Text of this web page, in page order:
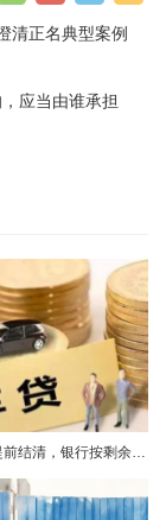
清正名典型案例
应当由谁承担